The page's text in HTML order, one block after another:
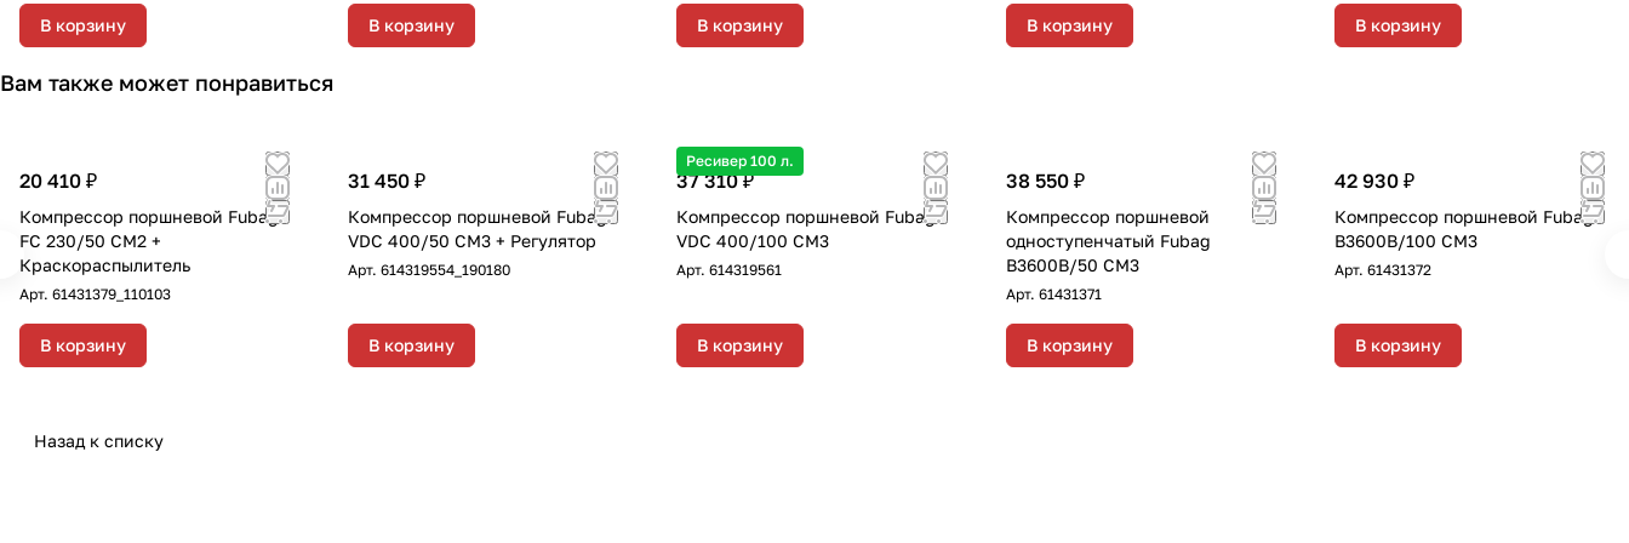
В корзину
"Рапид" длиной 10 метров, с
внутренним диаметром 8 мм и
В корзину В корзину В корзину В корзину
Вам также может понравиться
20 410 ₽
Компрессор поршневой Fubag
FС 230/50 CM2 +
Краскораспылитель
Арт. 61431379_110103
В корзину
31 450 ₽
Компрессор поршневой Fubag
VDC 400/50 CM3 + Регулятор
Арт.614319554_190180
В корзину
Ресивер 100 л.
37 310 ₽
Компрессор поршневой Fubag
VDC 400/100 CM3
Арт.614319561
В корзину
38 550 ₽
Компрессор поршневой
одноступенчатый Fubag
B3600B/50 CM3
Арт. 61431371
В корзину
42 930 ₽
Компрессор поршневой Fubag
B3600B/100 CM3
Арт. 61431372
В корзину
Назад к списку